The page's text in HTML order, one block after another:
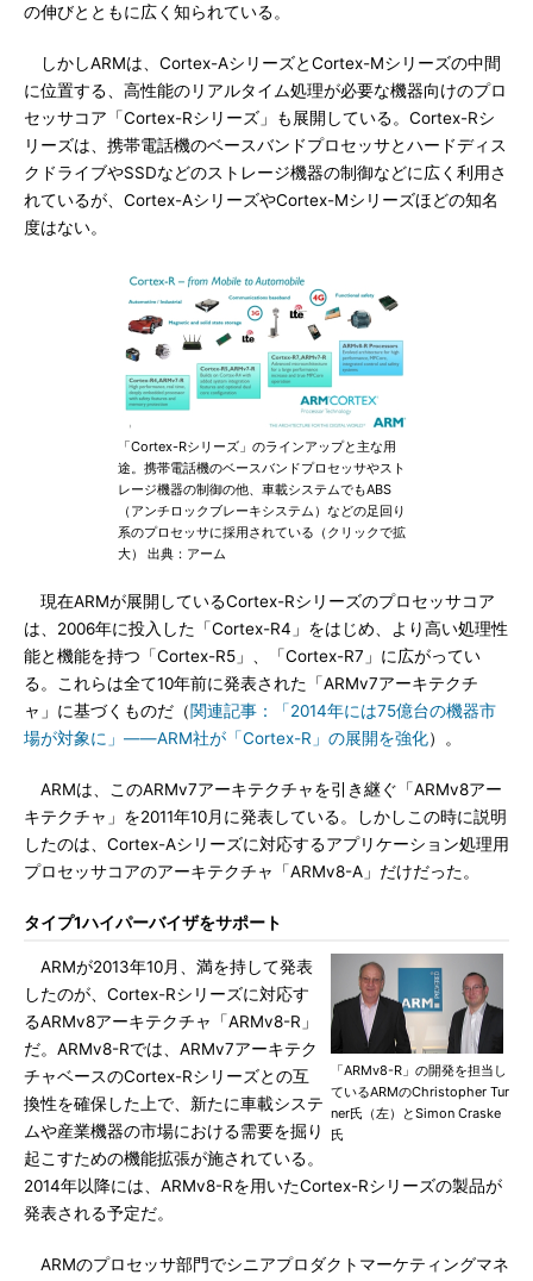
の伸びとともに広く知られている。
しかしARMは、Cortex-AシリーズとCortex-Mシリーズの中間
に位置する、高性能のリアルタイム処理が必要な機器向けのプロ
セッサコア「Cortex-Rシリーズ」も展開している。Cortex-Rシ
リーズは、携帯電話機のベースバンドプロセッサとハードディス
クドライブやSSDなどのストレージ機器の制御などに広く利用さ
れているが、Cortex-AシリーズやCortex-Mシリーズほどの知名
度はない。
「Cortex-Rシリーズ」のラインアップと主な用
途。携帯電話機のベースバンドプロセッサやスト
レージ機器の制御の他、車載システムでもABS
（アンチロックブレーキシステム）などの足回り
系のプロセッサに採用されている（クリックで拡
大） 出典：アーム
現在ARMが展開しているCortex-Rシリーズのプロセッサコア
は、2006年に投入した「Cortex-R4」をはじめ、より高い処理性
能と機能を持つ「Cortex-R5」、「Cortex-R7」に広がってい
る。これらは全て10年前に発表された「ARMv7アーキテクチ
ャ」に基づくものだ（関連記事：「2014年には75億台の機器市
場が対象に」――ARM社が「Cortex-R」の展開を強化）。
ARMは、このARMv7アーキテクチャを引き継ぐ「ARMv8アー
キテクチャ」を2011年10月に発表している。しかしこの時に説明
したのは、Cortex-Aシリーズに対応するアプリケーション処理用
プロセッサコアのアーキテクチャ「ARMv8-A」だけだった。
タイプ1ハイパーバイザをサポート
「ARMv8-R」の開発を担当し
ているARMのChristopher Tur
ner氏（左）とSimon Craske
氏
ARMが2013年10月、満を持して発表
したのが、Cortex-Rシリーズに対応す
るARMv8アーキテクチャ「ARMv8-R」
だ。ARMv8-Rでは、ARMv7アーキテク
チャベースのCortex-Rシリーズとの互
換性を確保した上で、新たに車載システ
ムや産業機器の市場における需要を掘り
起こすための機能拡張が施されている。
2014年以降には、ARMv8-Rを用いたCortex-Rシリーズの製品が
発表される予定だ。
ARMのプロセッサ部門でシニアプロダクトマーケティングマネ